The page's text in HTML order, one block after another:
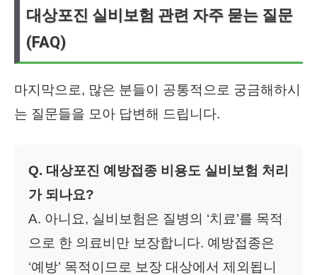
대상포진 실비보험 관련 자주 묻는 질문
(FAQ)
마지막으로, 많은 분들이 공통적으로 궁금해하시
는 질문들을 모아 답변해 드립니다.
Q. 대상포진 예방접종 비용도 실비보험 처리
가 되나요?
A. 아니요, 실비보험은 질병의 ‘치료’를 목적
으로 한 의료비만 보장합니다. 예방접종은
‘예방’ 목적이므로 보장 대상에서 제외됩니